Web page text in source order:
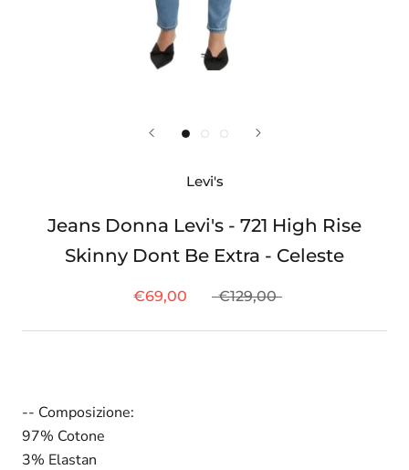
Levi's
Jeans Donna Levi's - 721 High Rise
Skinny Dont Be Extra - Celeste
€69,00 €129,00
-- Composizione:
97% Cotone
3% Elastan